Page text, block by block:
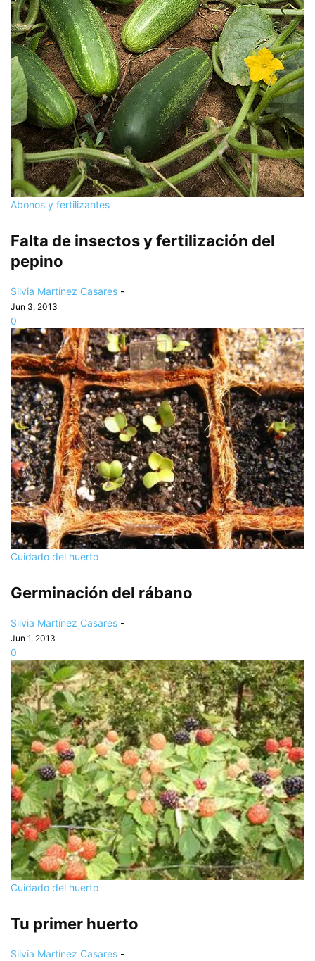
Abonos y fertilizantes
Falta de insectos y fertilización del
pepino
Silvia Martínez Casares -
Jun 3, 2013
0
Cuidado del huerto
Germinación del rábano
Silvia Martínez Casares -
Jun 1, 2013
0
Cuidado del huerto
Tu primer huerto
Silvia Martínez Casares -